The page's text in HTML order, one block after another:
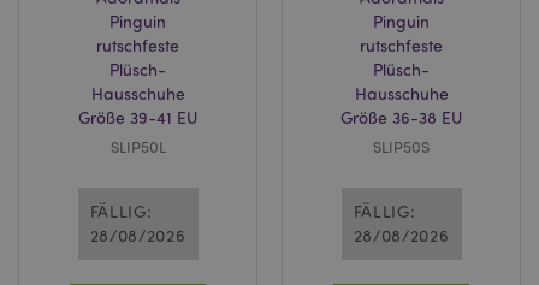
Pinguin
rutschfeste
Plüsch-
Hausschuhe
Größe 39-41 EU
SLIP50L
FÄLLIG:
28/08/2026
Pinguin
rutschfeste
Plüsch-
Hausschuhe
Größe 36-38 EU
SLIP50S
FÄLLIG:
28/08/2026